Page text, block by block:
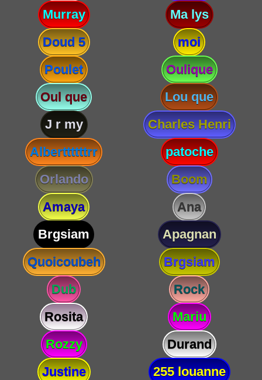
Murray
Ma lys
Doud 5
moi
Poulet
Oulique
Oul que
Lou que
J r my
Charles Henri
Alberttttttrr
patoche
Orlando
Boom
Amaya
Ana
Brgsiam
Apagnan
Quoicoubeh
Brgsiam
Dub
Rock
Rosita
Mariu
Rozzy
Durand
Justine
255 louanne